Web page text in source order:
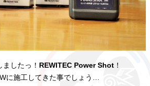
したっ！ REWITEC Power Shot ！
に施工してきた事でしょう…